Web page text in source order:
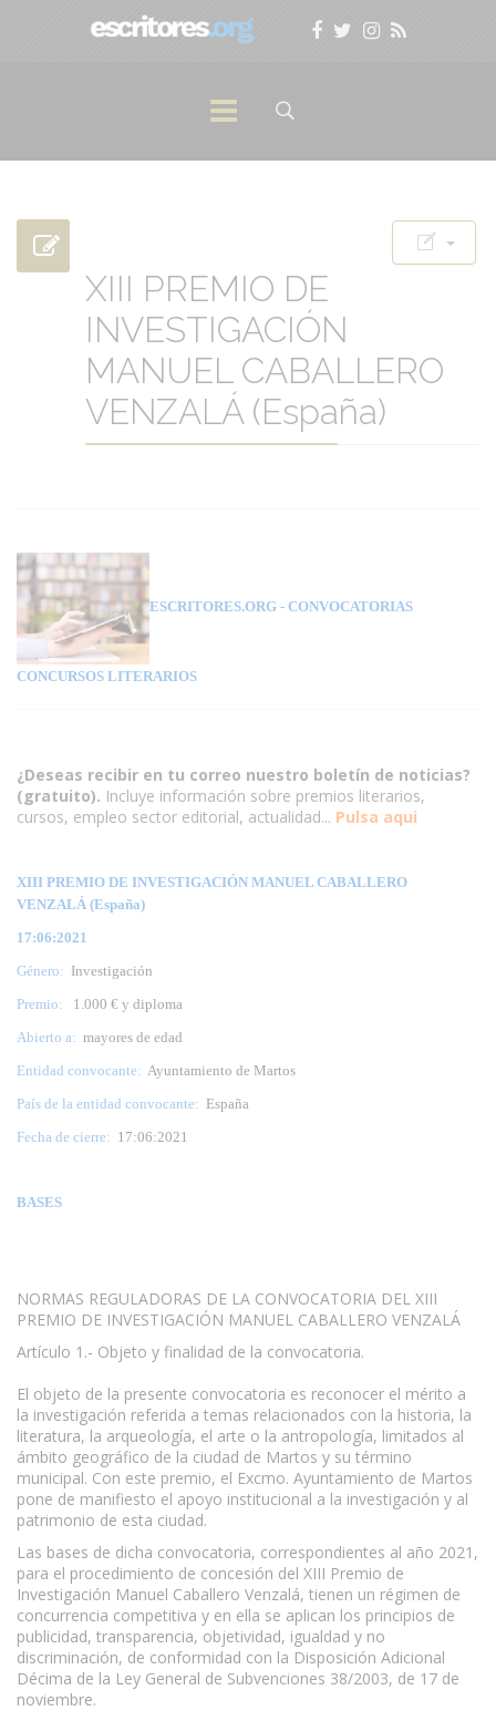
XIII PREMIO DE
INVESTIGACIÓN
MANUEL CABALLERO
VENZALÁ (España)
ESCRITORES.ORG - CONVOCATORIAS
CONCURSOS LITERARIOS
¿Deseas recibir en tu correo nuestro boletín de noticias?
(gratuito). Incluye información sobre premios literarios,
cursos, empleo sector editorial, actualidad... Pulsa aqui
XIII PREMIO DE INVESTIGACIÓN MANUEL CABALLERO
VENZALÁ (España)
17:06:2021
Género: Investigación
Premio:
1.000 € y diploma
Abierto a: mayores de edad
Entidad convocante: Ayuntamiento de Martos
País de la entidad convocante: España
Fecha de cierre: 17:06:2021
BASES
NORMAS REGULADORAS DE LA CONVOCATORIA DEL XIII
PREMIO DE INVESTIGACIÓN MANUEL CABALLERO VENZALÁ
Artículo 1.- Objeto y finalidad de la convocatoria.
El objeto de la presente convocatoria es reconocer el mérito a
la investigación referida a temas relacionados con la historia, la
literatura, la arqueología, el arte o la antropología, limitados al
ámbito geográfico de la ciudad de Martos y su término
municipal. Con este premio, el Excmo. Ayuntamiento de Martos
pone de manifiesto el apoyo institucional a la investigación y al
patrimonio de esta ciudad.
Las bases de dicha convocatoria, correspondientes al año 2021,
para el procedimiento de concesión del XIII Premio de
Investigación Manuel Caballero Venzalá, tienen un régimen de
concurrencia competitiva y en ella se aplican los principios de
publicidad, transparencia, objetividad, igualdad y no
discriminación, de conformidad con la Disposición Adicional
Décima de la Ley General de Subvenciones 38/2003, de 17 de
noviembre.